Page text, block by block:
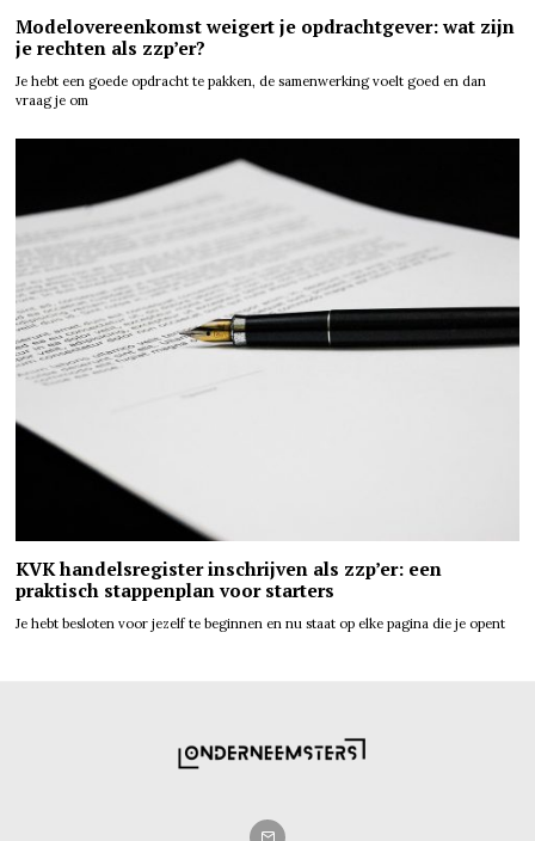
Modelovereenkomst weigert je opdrachtgever: wat zijn
je rechten als zzp’er?
Je hebt een goede opdracht te pakken, de samenwerking voelt goed en dan
vraag je om
KVK handelsregister inschrijven als zzp’er: een
praktisch stappenplan voor starters
Je hebt besloten voor jezelf te beginnen en nu staat op elke pagina die je opent